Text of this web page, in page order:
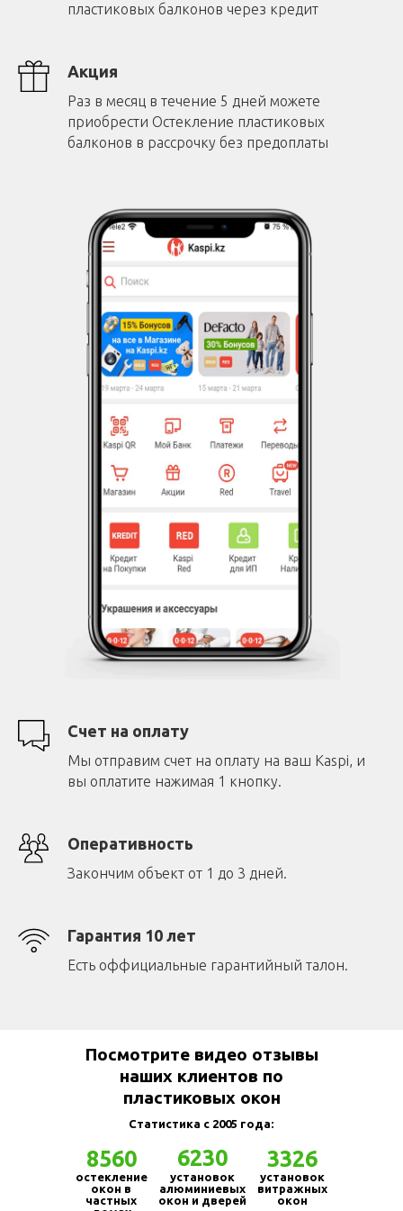
пластиковых балконов через кредит
Акция
Раз в месяц в течение 5 дней можете
приобрести Остекление пластиковых
балконов в рассрочку без предоплаты
Счет на оплату
Мы отправим счет на оплату на ваш Kaspi, и
вы оплатите нажимая 1 кнопку.
Оперативность
Закончим объект от 1 до 3 дней.
Гарантия 10 лет
Есть оффициальные гарантийный талон.
Посмотрите видео отзывы
наших клиентов по
пластиковых окон
8560
остекление
окон в
частных
установок
алюминиевых
окон и дверей
3326
установок
витражных
окон
Статистика с 2005 года:
6230